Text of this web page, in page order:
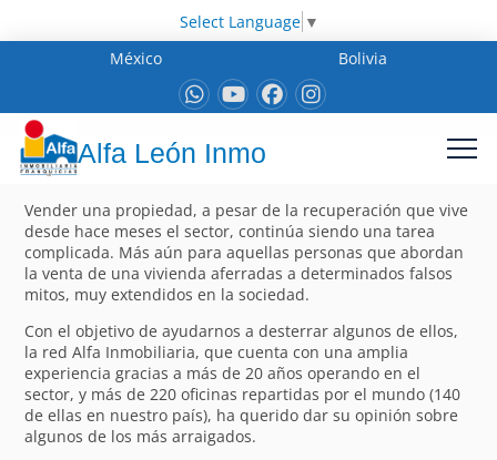
Select Language ▼
México
Bolivia
Alfa León Inmo
Vender una propiedad, a pesar de la recuperación que vive
desde hace meses el sector, continúa siendo una tarea
complicada. Más aún para aquellas personas que abordan
la venta de una vivienda aferradas a determinados falsos
mitos, muy extendidos en la sociedad.
Con el objetivo de ayudarnos a desterrar algunos de ellos,
la red Alfa Inmobiliaria, que cuenta con una amplia
experiencia gracias a más de 20 años operando en el
sector, y más de 220 oficinas repartidas por el mundo (140
de ellas en nuestro país), ha querido dar su opinión sobre
algunos de los más arraigados.